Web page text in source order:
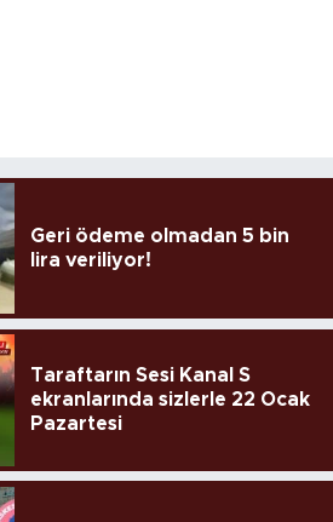
Geri ödeme olmadan 5 bin
lira veriliyor!
Taraftarın Sesi Kanal S
ekranlarında sizlerle 22 Ocak
Pazartesi